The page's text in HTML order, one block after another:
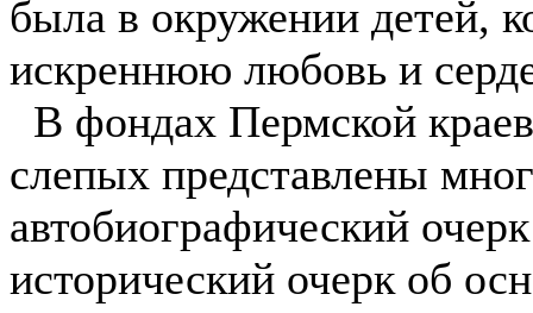
была в окружении детей,
искреннюю любовь и
В фондах Пермской
слепых представлены
автобиографический
исторический очерк об